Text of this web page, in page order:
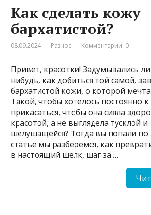
Как сделать кожу
бархатистой?
08.09.2024 Разное Комментарии: 0
Привет, красотки! Задумывались
нибудь, как добиться той самой,
бархатистой кожи, о которой
Такой, чтобы хотелось постоянно к
прикасаться, чтобы она сияла
красотой, а не выглядела тусклой и
шелушащейся? Тогда вы попали по
статье мы разберемся, как
в настоящий шелк, шаг за …